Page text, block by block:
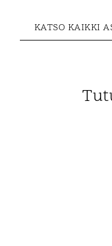
KATSO KAIKKI